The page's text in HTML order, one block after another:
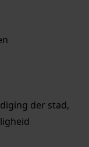
der stad,